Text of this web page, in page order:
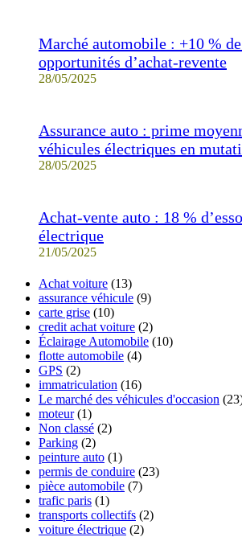
Marché automobile : +10 %
opportunités d’achat-revente
28/05/2025
Assurance auto : prime
véhicules électriques en
28/05/2025
Achat-vente auto : 18 %
électrique
21/05/2025
Achat voiture (13)
assurance véhicule (9)
carte grise (10)
credit achat voiture (2)
Éclairage Automobile (10)
flotte automobile (4)
GPS (2)
immatriculation (16)
Le marché des véhicules d'occasion
moteur(1)
Non classé (2)
Parking (2)
peinture auto (1)
permis de conduire (23)
pièce automobile (7)
trafic paris (1)
transports collectifs (2)
voiture électrique (2)